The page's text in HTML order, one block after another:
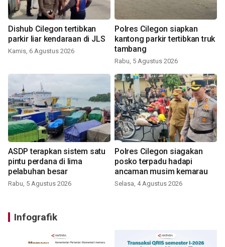
Dishub Cilegon tertibkan
parkir liar kendaraan di JLS
Kamis, 6 Agustus 2026
Polres Cilegon siapkan
kantong parkir tertibkan truk
tambang
Rabu, 5 Agustus 2026
ASDP terapkan sistem satu
pintu perdana di lima
pelabuhan besar
Rabu, 5 Agustus 2026
Polres Cilegon siagakan
posko terpadu hadapi
ancaman musim kemarau
Selasa, 4 Agustus 2026
Infografik